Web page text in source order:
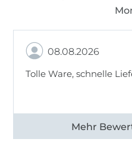
08.08.2026
Tolle Ware, schnelle
Alle 83013